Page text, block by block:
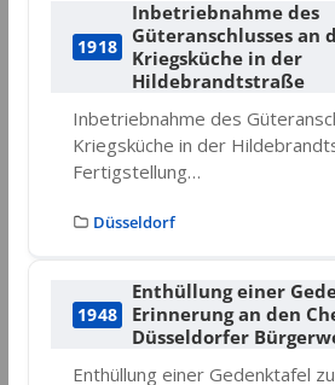
1918
Inbetriebnahme des
Güteranschlusses an
Kriegsküche in der
Hildebrandtstraße
Inbetriebnahme des
Kriegsküche in der
Fertigstellung…
Düsseldorf
1948
Enthüllung einer
Erinnerung an den
Düsseldorfer
Enthüllung einer Gedenktafel